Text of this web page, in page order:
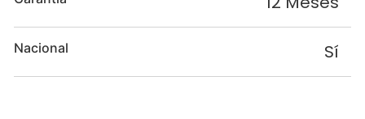
Nacional Sí